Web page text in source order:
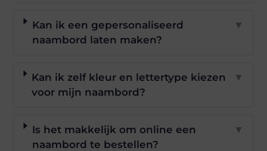
Kan ik een gepersonaliseerd
naambord laten maken?
▼
Kan ik zelf kleur en lettertype kiezen
voor mijn naambord?
▼
Is het makkelijk om online een
naambord te bestellen?
▼